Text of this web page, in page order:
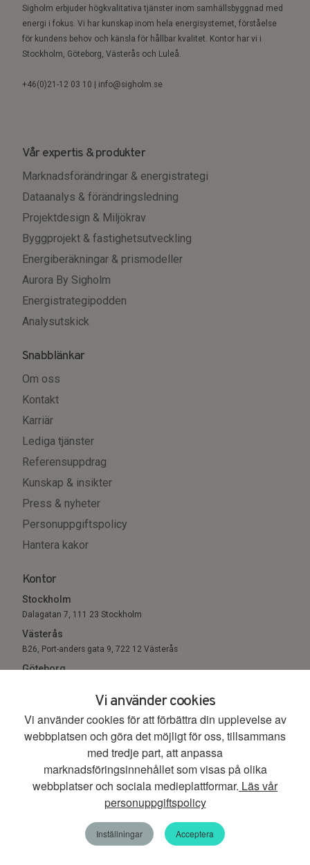
Vi använder cookies
Vi använder cookies för att förbättra din upplevelse av
webbplatsen och göra det möjligt för oss, tillsammans
med tredje part, att anpassa
marknadsföringsinnehållet som visas på olika
webbplatser och sociala medieplattformar. Läs vår
personuppgiftspolicy
Inställningar Acceptera
Sigholm erbjuder högkvalitativa tjänster inom samhällsbyggnad med
energi i fokus. Vi har kunskap inom hela energisystemet, förståelse
för kundens behov och känsla för hållbar kvalitet. Kontor har vi i
Stockholm, Göteborg, Västerås och Luleå.
+46(0)21-12 03 10 | info@sigholm.se
Vår expertis & produkter
Marknadsförändringar & energistrategi
Dataanalys & förändringsledning
Projektdesign & Miljökrav
Byggprojekt & fastighetsutveckling
Energiberäkningar & prismodeller
Aurora By Sigholm
Energistrategipodden
Analysutskick
Snabblänkar
Om oss
Kontakt
Karriär
Lediga tjänster
Referensuppdrag
Kunskap & insikter
Press & nyheter
Personuppgiftspolicy
Hantera kakor
Kontor
Stockholm
Dalagatan 7, 111 23 Stockholm
Västerås
B26, Port-anders gata 9, 722 12 Västerås
Göteborg
© 2026. All Rights Reserved.